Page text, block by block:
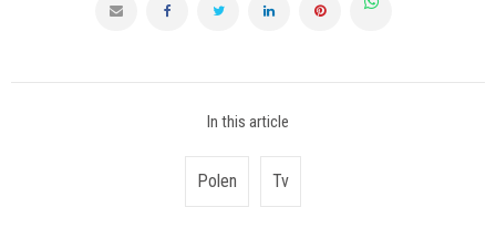
In this article
Polen Tv